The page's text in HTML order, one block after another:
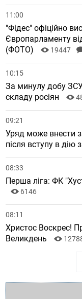
11:00
"Фідес" офіційно
Європарламенту
(ФОТО)
19447
10:15
За минулу добу
складу росіян
09:21
Уряд може внести
після вступу в дію
08:33
Перша ліга: ФК
6146
08:11
Христос Воскрес!
Великдень